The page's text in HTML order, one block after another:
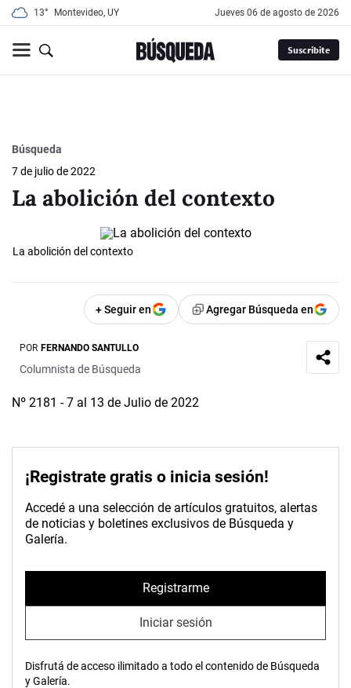
13° Montevideo, UY jueves 06 de agosto de 2026
Suscribite
Búsqueda
7 de julio de 2022
La abolición del contexto
La abolición del contexto
+ Seguir en Agregar Búsqueda en
POR FERNANDO SANTULLO
Columnista de Búsqueda
Nº 2181 - 7 al 13 de Julio de 2022
¡Registrate gratis o inicia sesión!
Accedé a una selección de artículos gratuitos, alertas
de noticias y boletines exclusivos de Búsqueda y
Galería.
Registrarme
Iniciar sesión
Disfrutá de acceso ilimitado a todo el contenido de Búsqueda
y Galería.